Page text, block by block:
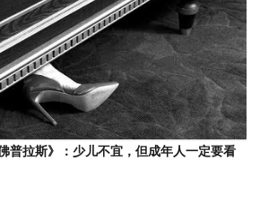
普拉斯》：少儿不宜，但成年人一定要看